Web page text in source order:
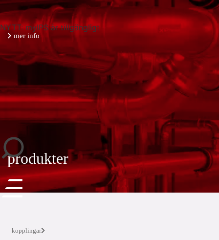
NYTT: myIPS är tillgängligt
mer info
stäng
produkter
kopplingar